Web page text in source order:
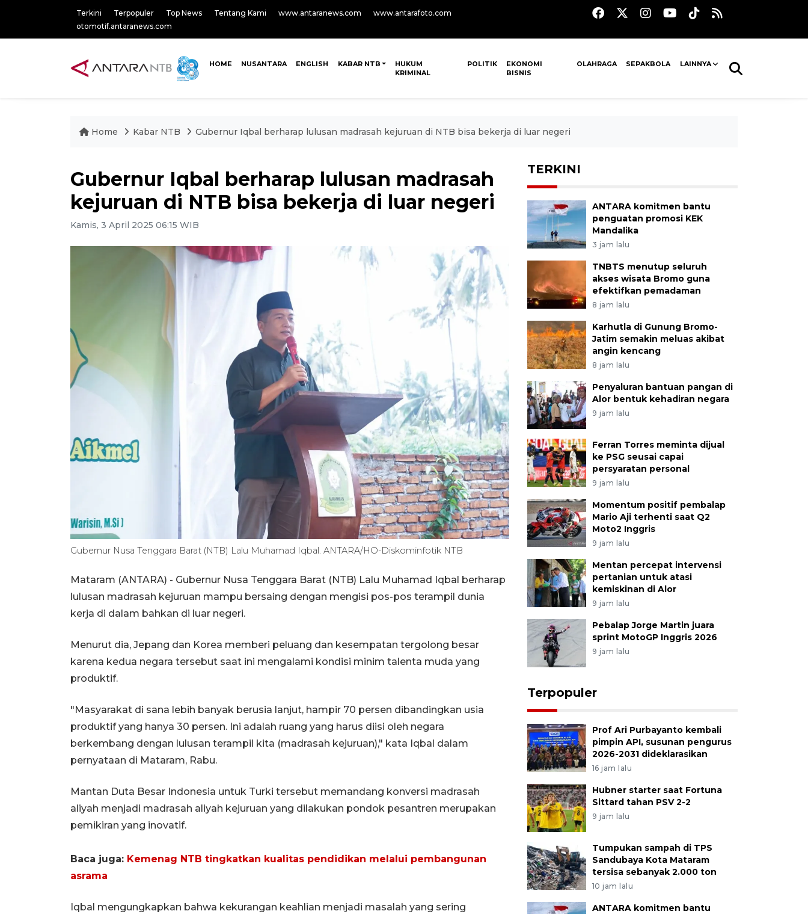
Terkini Terpopuler Top News Tentang Kami www.antaranews.com
www.antarafoto.com
otomotif.antaranews.com
HOME NUSANTARA ENGLISH KABAR NTB
HUKUM
KRIMINAL
POLITIK
EKONOMI
BISNIS
OLAHRAGA SEPAKBOLA LAINNYA
Home Kabar NTB Gubernur Iqbal berharap lulusan madrasah kejuruan di NTB bisa bekerja di luar negeri
Gubernur Iqbal berharap lulusan madrasah
kejuruan di NTB bisa bekerja di luar negeri
Kamis, 3 April 2025 06:15 WIB
Gubernur Nusa Tenggara Barat (NTB) Lalu Muhamad Iqbal. ANTARA/HO-Diskominfotik NTB
Mataram (ANTARA) - Gubernur Nusa Tenggara Barat (NTB) Lalu Muhamad Iqbal berharap
lulusan madrasah kejuruan mampu bersaing dengan mengisi pos-pos terampil dunia
kerja di dalam bahkan di luar negeri.
Menurut dia, Jepang dan Korea memberi peluang dan kesempatan tergolong besar
karena kedua negara tersebut saat ini mengalami kondisi minim talenta muda yang
produktif.
"Masyarakat di sana lebih banyak berusia lanjut, hampir 70 persen dibandingkan usia
produktif yang hanya 30 persen. Ini adalah ruang yang harus diisi oleh negara
berkembang dengan lulusan terampil kita (madrasah kejuruan)," kata Iqbal dalam
pernyataan di Mataram, Rabu.
Mantan Duta Besar Indonesia untuk Turki tersebut memandang konversi madrasah
aliyah menjadi madrasah aliyah kejuruan yang dilakukan pondok pesantren merupakan
pemikiran yang inovatif.
Baca juga: Kemenag NTB tingkatkan kualitas pendidikan melalui pembangunan
asrama
Iqbal mengungkapkan bahwa kekurangan keahlian menjadi masalah yang sering
TERKINI
ANTARA komitmen bantu
penguatan promosi KEK
Mandalika
3 jam lalu
TNBTS menutup seluruh
akses wisata Bromo guna
efektifkan pemadaman
8 jam lalu
Karhutla di Gunung Bromo-
Jatim semakin meluas akibat
angin kencang
8 jam lalu
Penyaluran bantuan pangan di
Alor bentuk kehadiran negara
9 jam lalu
Ferran Torres meminta dijual
ke PSG seusai capai
persyaratan personal
9 jam lalu
Momentum positif pembalap
Mario Aji terhenti saat Q2
Moto2 Inggris
9 jam lalu
Mentan percepat intervensi
pertanian untuk atasi
kemiskinan di Alor
9 jam lalu
Pebalap Jorge Martin juara
sprint MotoGP Inggris 2026
9 jam lalu
Terpopuler
Prof Ari Purbayanto kembali
pimpin API, susunan pengurus
2026-2031 dideklarasikan
16 jam lalu
Hubner starter saat Fortuna
Sittard tahan PSV 2-2
9 jam lalu
Tumpukan sampah di TPS
Sandubaya Kota Mataram
tersisa sebanyak 2.000 ton
10 jam lalu
ANTARA komitmen bantu